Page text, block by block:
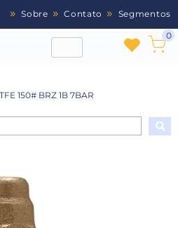
Sobre Contato Segmentos
0
150# BRZ 1B 7BAR